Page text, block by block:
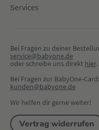
Services
Bei Fragen zu deiner
service@babyone.de
oder schreibe uns direkt hier.
Bei Fragen zur BabyOne-Card:
kunden@babyone.de
Wir helfen dir gerne weiter!
Vertrag widerrufen